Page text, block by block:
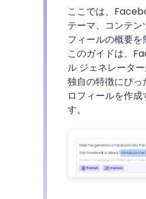
ここでは、
テーマ、コンテン
フィールの概要を
このガイドは、
ル ジェネレータ
独自の特徴にぴ
ロフィールを作
す。